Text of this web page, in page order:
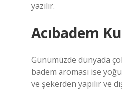
yazılır.
Acıbadem
Günümüzde dünyada
badem aroması ise
ve şekerden yapılır ve